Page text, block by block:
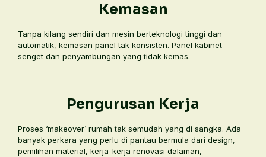
Kemasan
Tanpa kilang sendiri dan mesin berteknologi tinggi dan
automatik, kemasan panel tak konsisten. Panel kabinet
senget dan penyambungan yang tidak kemas.
Pengurusan Kerja
Proses ‘makeover’ rumah tak semudah yang di sangka. Ada
banyak perkara yang perlu di pantau bermula dari design,
pemilihan material, kerja-kerja renovasi dalaman,